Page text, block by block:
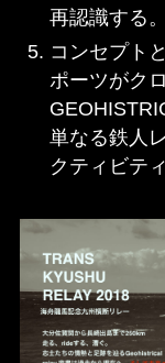
再認識する。
コンセプト
ポーツがク
単なる鉄人
クティビテ